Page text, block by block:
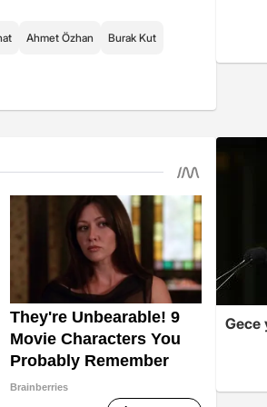
Ahmet Özhan Burak Kut
Gece